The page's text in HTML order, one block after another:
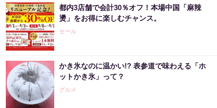
都内3店舗で会計30％オフ！本場中国「麻辣
燙」をお得に楽しむチャンス。
セール
かき氷なのに温かい!? 表参道で味わえる「ホ
ットかき氷」って？
グルメ